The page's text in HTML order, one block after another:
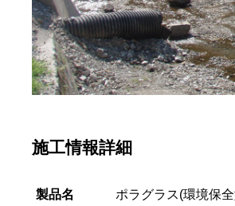
施工情報詳細
製品名 ポラグラス(環境保